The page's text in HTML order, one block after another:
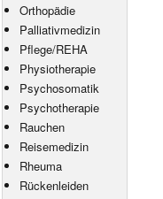
Orthopädie
Palliativmedizin
Pflege/REHA
Physiotherapie
Psychosomatik
Psychotherapie
Rauchen
Reisemedizin
Rheuma
Rückenleiden